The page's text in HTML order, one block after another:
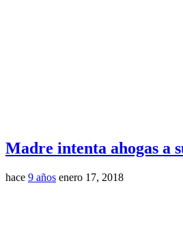
Madre intenta ahogas a
hace 9 años enero 17, 2018